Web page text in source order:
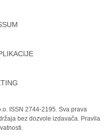
ISSN 2744-2195. Sva prava
bez dozvole izdavača. Pravila